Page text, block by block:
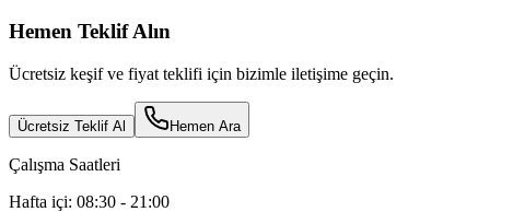
Hemen Teklif Alın
Ücretsiz keşif ve fiyat teklifi için bizimle iletişime geçin.
Ücretsiz Teklif Al Hemen Ara
Çalışma Saatleri
Hafta içi: 08:30 - 21:00